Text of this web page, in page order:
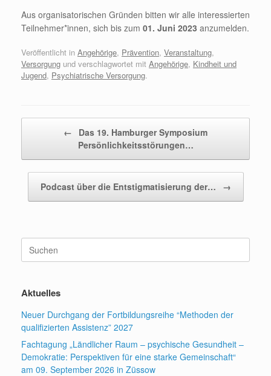
Aus organisatorischen Gründen bitten wir alle interessierten
Teilnehmer*innen, sich bis zum 01. Juni 2023 anzumelden.
Veröffentlicht in Angehörige, Prävention, Veranstaltung,
Versorgung und verschlagwortet mit Angehörige, Kindheit und
Jugend, Psychiatrische Versorgung.
←
Das 19. Hamburger Symposium
Persönlichkeitsstörungen…
Podcast über die Entstigmatisierung der… →
Suchen
nach:
Aktuelles
Neuer Durchgang der Fortbildungsreihe “Methoden der
qualifizierten Assistenz” 2027
Fachtagung „Ländlicher Raum – psychische Gesundheit –
Demokratie: Perspektiven für eine starke Gemeinschaft“
am 09. September 2026 in Züssow